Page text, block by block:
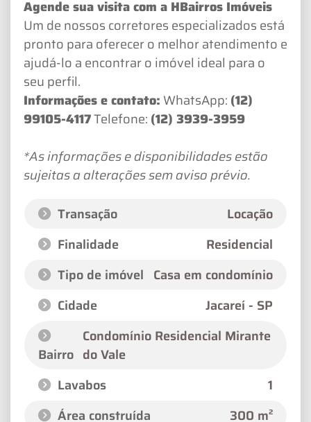
Agende sua visita com a HBairros Imóveis
Um de nossos corretores especializados está
pronto para oferecer o melhor atendimento e
ajudá-lo a encontrar o imóvel ideal para o
seu perfil.
Informações e contato: WhatsApp: (12)
99105-4117Telefone: (12) 3939-3959
*As informações e disponibilidades estão
sujeitas a alterações sem aviso prévio.
Transação
Locação
Finalidade
Residencial
Tipo de imóvel Casa em condomínio
Cidade
Jacareí - SP
Bairro
Condomínio Residencial Mirante
do Vale
Lavabos
1
Área construída
300 m²